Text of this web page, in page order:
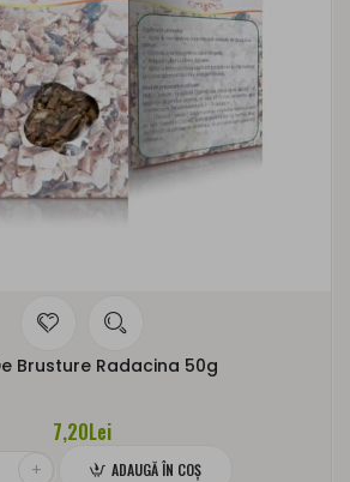
Brusture Radacina 50g
7,20Lei
ADAUGĂ ÎN COŞ